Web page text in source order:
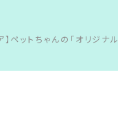
】ペットちゃんの「オリジ